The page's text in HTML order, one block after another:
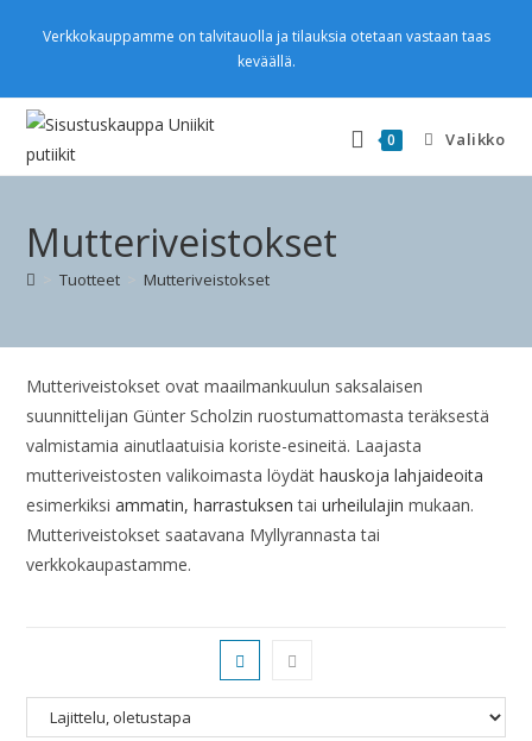
Verkkokauppamme on talvitauolla ja tilauksia otetaan vastaan taas
keväällä.
0 Valikko
Mutteriveistokset
Tuotteet Mutteriveistokset
Mutteriveistokset ovat maailmankuulun saksalaisen
suunnittelijan Günter Scholzin ruostumattomasta teräksestä
valmistamia ainutlaatuisia koriste-esineitä. Laajasta
mutteriveistosten valikoimasta löydäthauskoja lahjaideoita
esimerkiksiammatin, harrastuksen taiurheilulajin mukaan.
Mutteriveistokset saatavana Myllyrannasta tai
verkkokaupastamme.